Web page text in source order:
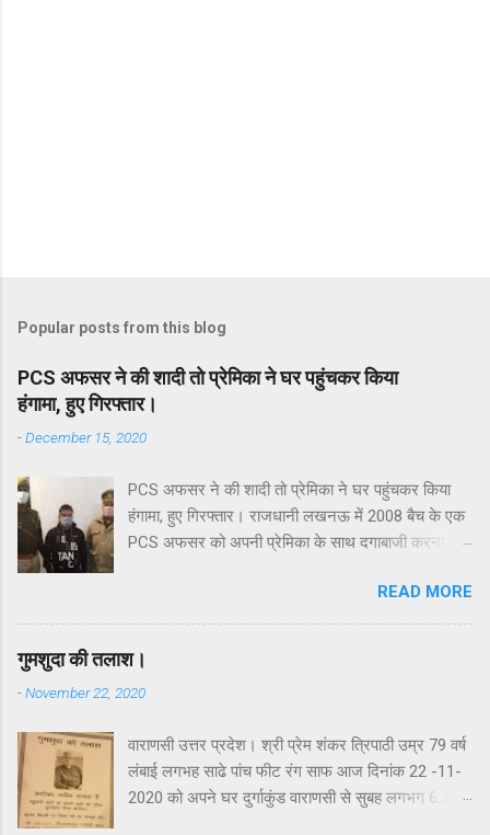
Popular posts from this blog
PCS अफसर ने की शादी तो प्रेमिका ने घर पहुंचकर किया
हंगामा, हुए गिरफ्तार।
-December 15, 2020
PCS अफसर ने की शादी तो प्रेमिका ने घर पहुंचकर किया
हंगामा, हुए गिरफ्तार। राजधानी लखनऊ में 2008 बैच के एक
PCS अफसर को अपनी प्रेमिका के साथ दगाबाजी करना
बलिया की रहने वाली युवती का शारीरिक शोषण किया और बिना
बताए चुपके से दूसरी युवती से शादी कर ली। प्रेम में धोखा
आशियाना के रुचिखंड-2 स्थित घर पहुंच गई और जमकर
हंगामा किया। करीब 24 घंटे चले माथापच्ची के बाद PCS
की धाराओं में केस दर्ज किया गया है.आशियाना इंस्पेक्टर केशव
कुमार तिवारी ने बताया कि रुचिखंड-2 निवासी अनुराग रंजन
का चयन 2018 बैच में PCS अधिकारी के रूप में हुआ है।
READ MORE
गुमशुदा की तलाश।
-November 22, 2020
वाराणसी उत्तर प्रदेश। श्री प्रेम शंकर त्रिपाठी उम्र 79 वर्ष
लंबाई लगभह साढे पांच फीट रंग साफ आज दिनांक 22 -11-
2020 को अपने घर दुर्गाकुंड वाराणसी से सुबह लगभग 6:35